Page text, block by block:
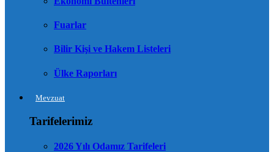
Fuarlar
Bilir Kişi ve Hakem Listeleri
Ülke Raporları
Mevzuat
Tarifelerimiz
2026 Yılı Odamız Tarifeleri